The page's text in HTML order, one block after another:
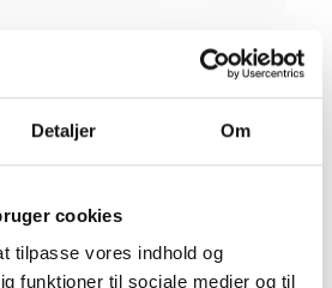
Detaljer Om
cookies
tilpasse vores indhold og
funktioner til sociale medier og til